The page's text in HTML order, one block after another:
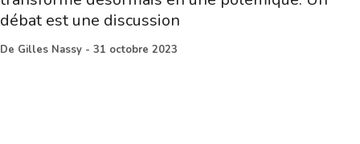
débat est une discussion
De Gilles Nassy - 31 octobre 2023